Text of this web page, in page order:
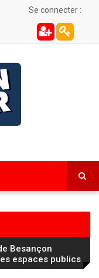
Se connecter :
: la sanction